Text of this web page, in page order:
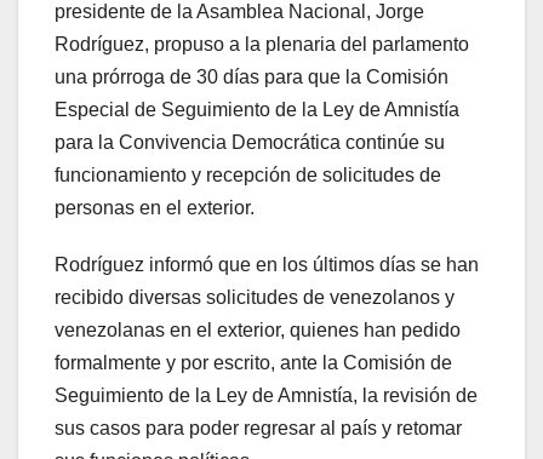
presidente de la Asamblea Nacional, Jorge
Rodríguez, propuso a la plenaria del parlamento
una prórroga de 30 días para que la Comisión
Especial de Seguimiento de la Ley de Amnistía
para la Convivencia Democrática continúe su
funcionamiento y recepción de solicitudes de
personas en el exterior.
Rodríguez informó que en los últimos días se han
recibido diversas solicitudes de venezolanos y
venezolanas en el exterior, quienes han pedido
formalmente y por escrito, ante la Comisión de
Seguimiento de la Ley de Amnistía, la revisión de
sus casos para poder regresar al país y retomar